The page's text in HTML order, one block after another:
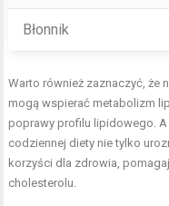
Błonnik
Warto również zaznaczyć, że
mogą wspierać metabolizm
poprawy profilu lipidowego.
codziennej diety nie tylko
korzyści dla zdrowia,
cholesterolu.